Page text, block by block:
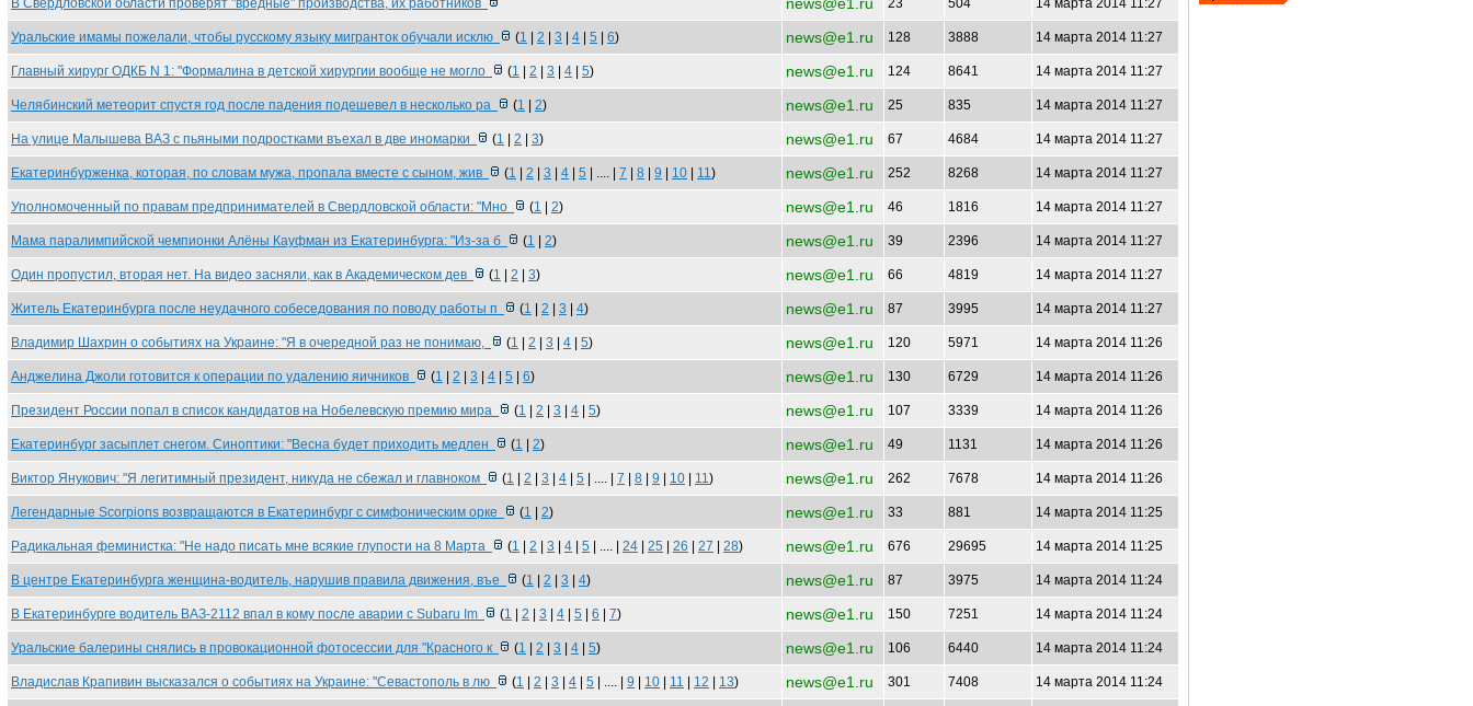
В Свердловской области проверят "вредные" производства, их работников 23 504 14 марта 2014 11:27
Уральские имамы пожелали, чтобы русскому языку мигранток обучали исклю (1 2 3 4 5 6) news@e1.ru 128 3888 14 марта 2014 11:27
Главный хирург ОДКБ N 1: "Формалина в детской хирургии вообще не могло (1 2 3 4 5) news@e1.ru 124 8641 14 марта 2014 11:27
Челябинский метеорит спустя год после падения подешевел в несколько ра (1 2) news@e1.ru 25 835 14 марта 2014 11:27
На улице Малышева ВАЗ с пьяными подростками въехал в две иномарки (1 2 3) news@e1.ru 67 4684 14 марта 2014 11:27
Екатеринбурженка, которая, по словам мужа, пропала вместе с сыном, жив (1 2 3 4 5 | .... | 7 8 9 10 11) news@e1.ru 252 8268 14 марта 2014 11:27
Уполномоченный по правам предпринимателей в Свердловской области: "Мно (1 2) news@e1.ru 46 1816 14 марта 2014 11:27
Мама паралимпийской чемпионки Алёны Кауфман из Екатеринбурга: "Из-за б (1 2) news@e1.ru 39 2396 14 марта 2014 11:27
Один пропустил, вторая нет. На видео засняли, как в Академическом дев (1 2 3) news@e1.ru 66 4819 14 марта 2014 11:27
Житель Екатеринбурга после неудачного собеседования по поводу работы п (1 2 3 4) news@e1.ru 87 3995 14 марта 2014 11:27
Владимир Шахрин о событиях на Украине: "Я в очередной раз не понимаю, (1 2 3 4 5) news@e1.ru 120 5971 14 марта 2014 11:26
Анджелина Джоли готовится к операции по удалению яичников (1 2 3 4 5 6) news@e1.ru 130 6729 14 марта 2014 11:26
Президент России попал в список кандидатов на Нобелевскую премию мира (1 2 3 4 5) news@e1.ru 107 3339 14 марта 2014 11:26
Екатеринбург засыплет снегом. Синоптики: "Весна будет приходить медлен (1 2) news@e1.ru 49 1131 14 марта 2014 11:26
Виктор Янукович: "Я легитимный президент, никуда не сбежал и главноком (1 2 3 4 5 | .... | 7 8 9 10 11) news@e1.ru 262 7678 14 марта 2014 11:26
Легендарные Scorpions возвращаются в Екатеринбург с симфоническим орке (1 2) news@e1.ru 33 881 14 марта 2014 11:25
Радикальная феминистка: "Не надо писать мне всякие глупости на 8 Марта (1 2 3 4 5 | .... | 24 25 26 27 28) news@e1.ru 676 29695 14 марта 2014 11:25
В центре Екатеринбурга женщина-водитель, нарушив правила движения, въе (1 2 3 4) news@e1.ru 87 3975 14 марта 2014 11:24
В Екатеринбурге водитель ВАЗ-2112 впал в кому после аварии с Subaru Im (1 2 3 4 5 6 7) news@e1.ru 150 7251 14 марта 2014 11:24
Уральские балерины снялись в провокационной фотосессии для "Красного к (1 2 3 4 5) news@e1.ru 106 6440 14 марта 2014 11:24
Владислав Крапивин высказался о событиях на Украине: "Севастополь в лю (1 2 3 4 5 | .... | 9 10 11 12 13) news@e1.ru 301 7408 14 марта 2014 11:24